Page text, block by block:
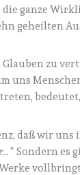
ganze
geheilten
zu
uns
daß wir uns
Sondern es